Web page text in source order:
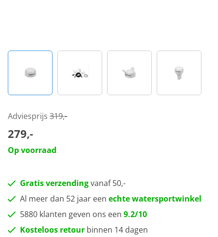
Adviesprijs 319,-
279,-
Op voorraad
Gratis verzendingvanaf 50,-
Al meer dan 52 jaar een echte watersportwinkel
5880 klanten geven ons een 9.2/10
Kosteloos retour binnen 14 dagen